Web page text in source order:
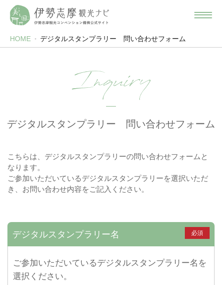
HOME デジタルスタンプラリー 問い合わせフォーム
Inquiry
デジタルスタンプラリー 問い合わせフォーム
こちらは、デジタルスタンプラリーの問い合わせフォームと
なります。
ご参加いただいているデジタルスタンプラリーを選択いただ
き、お問い合わせ内容をご記入ください。
デジタルスタンプラリー名 必須
ご参加いただいているデジタルスタンプラリー名を
選択ください。